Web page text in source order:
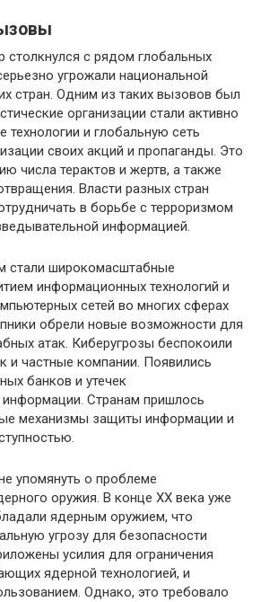
столкнулся с рядом глобальных
угрожали национальной
стран. Одним из таких вызовов был
организации стали активно
технологии и глобальную сеть
своих акций и пропаганды. Это
числа терактов и жертв, а также
Власти разных стран
в борьбе с терроризмом
информацией.
стали широкомасштабные
информационных технологий и
сетей во многих сферах
обрели новые возможности для
атак. Киберугрозы беспокоили
и частные компании. Появились
банков и утечек
Странам пришлось
механизмы защиты информации и
упомянуть о проблеме
оружия. В конце ХХ века уже
ядерным оружием, что
угрозу для безопасности
усилия для ограничения
ядерной технологией, и
Однако, это требовало